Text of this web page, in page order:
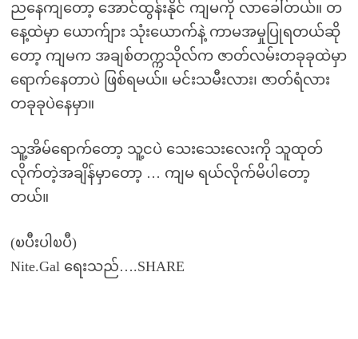
ညနေကျတော့ အောင်ထွန်းနိုင် ကျမကို လာခေါ်တယ်။ တ
နေ့ထဲမှာ ယောက်ျား သုံးယောက်နဲ့ ကာမအမှုပြုရတယ်ဆို
တော့ ကျမက အချစ်တက္ကသိုလ်က ဇာတ်လမ်းတခုခုထဲမှာ
ရောက်နေတာပဲ ဖြစ်ရမယ်။ မင်းသမီးလား၊ ဇာတ်ရံလား
တခုခုပဲနေမှာ။
သူ့အိမ်ရောက်တော့ သူ့ငပဲ သေးသေးလေးကို သူထုတ်
လိုက်တဲ့အချိန်မှာတော့ … ကျမ ရယ်လိုက်မိပါတော့
တယ်။
(ၿပီးပါၿပီ)
Nite.Gal ရေးသည်….SHARE